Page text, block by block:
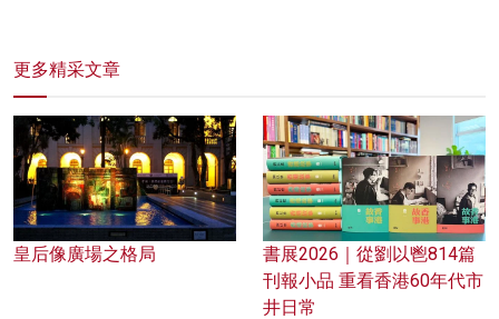
更多精采文章
皇后像廣場之格局
書展2026｜從劉以鬯814篇
刊報小品 重看香港60年代市
井日常